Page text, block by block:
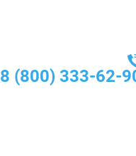
8 (800) 333-62-